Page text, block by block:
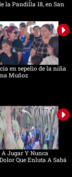
la Pandilla 18, en San
en sepelio de la niña
Muñoz
Jugar Y Nunca
Que Enluta A Sabá